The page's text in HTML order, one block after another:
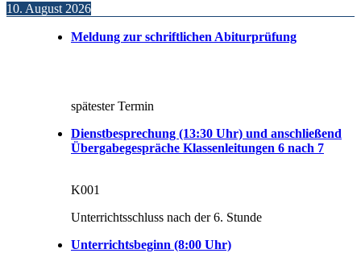
10. August 2026
Meldung zur schriftlichen Abiturprüfung
spätester Termin
Dienstbesprechung (13:30 Uhr) und anschließend
Übergabegespräche Klassenleitungen 6 nach 7
K001
Unterrichtsschluss nach der 6. Stunde
Unterrichtsbeginn (8:00 Uhr)